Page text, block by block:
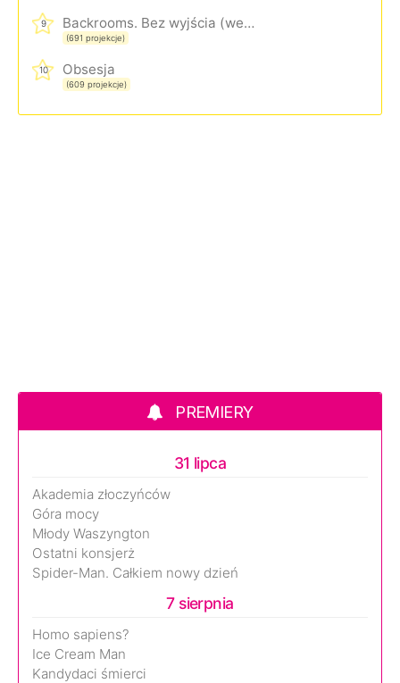
9 Backrooms. Bez wyjścia (wersja rozszerzona)
(691 projekcje)
10 Obsesja
(609 projekcje)
PREMIERY
31 lipca
Akademia złoczyńców
Góra mocy
Młody Waszyngton
Ostatni konsjerż
Spider-Man. Całkiem nowy dzień
7 sierpnia
Homo sapiens?
Ice Cream Man
Kandydaci śmierci